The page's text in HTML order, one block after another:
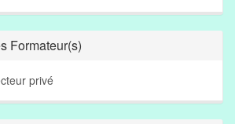
Formateur(s)
privé